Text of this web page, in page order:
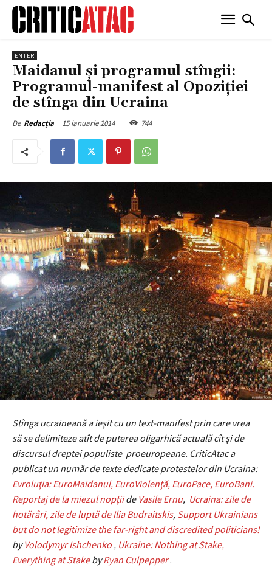
ENTER
Maidanul şi programul stîngii:
Programul-manifest al Opoziţiei
de stînga din Ucraina
De Redacția 15 ianuarie 2014 744
Stînga ucraineană a ieşit cu un text-manifest prin care vrea
să se delimiteze atît de puterea oligarhică actuală cît şi de
discursul dreptei populiste proeuropeane. CriticAtac a
publicat un număr de texte dedicate protestelor din Ucraina:
Evroluţia: EuroMaidanul, EuroViolenţă, EuroPace, EuroBani.
Reportaj de la miezul nopţiide Vasile Ernu, Ucraina: zile de
hotărâri, zile de luptă de Ilia Budraitskis, Support Ukrainians
but do not legitimize the far-right and discredited politicians!
byVolodymyr Ishchenko , Ukraine: Nothing at Stake,
Everything at StakebyRyan Culpepper.